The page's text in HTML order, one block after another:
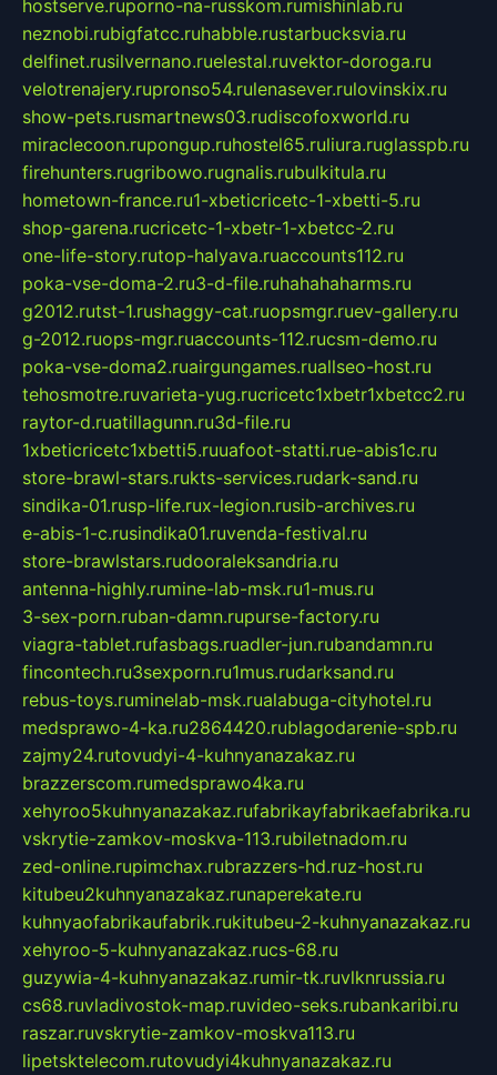
hostserve.ruporno-na-russkom.rumishinlab.ru
neznobi.rubigfatcc.ruhabble.rustarbucksvia.ru
delfinet.rusilvernano.ruelestal.ruvektor-doroga.ru
velotrenajery.rupronso54.rulenasever.rulovinskix.ru
show-pets.rusmartnews03.rudiscofoxworld.ru
miraclecoon.rupongup.ruhostel65.ruliura.ruglasspb.ru
firehunters.rugribowo.rugnalis.rubulkitula.ru
hometown-france.ru1-xbeticricetc-1-xbetti-5.ru
shop-garena.rucricetc-1-xbetr-1-xbetcc-2.ru
one-life-story.rutop-halyava.ruaccounts112.ru
poka-vse-doma-2.ru3-d-file.ruhahahaharms.ru
g2012.rutst-1.rushaggy-cat.ruopsmgr.ruev-gallery.ru
g-2012.ruops-mgr.ruaccounts-112.rucsm-demo.ru
poka-vse-doma2.ruairgungames.ruallseo-host.ru
tehosmotre.ruvarieta-yug.rucricetc1xbetr1xbetcc2.ru
raytor-d.ruatillagunn.ru3d-file.ru
1xbeticricetc1xbetti5.ruuafoot-statti.rue-abis1c.ru
store-brawl-stars.rukts-services.rudark-sand.ru
sindika-01.rusp-life.rux-legion.rusib-archives.ru
e-abis-1-c.rusindika01.ruvenda-festival.ru
store-brawlstars.rudooraleksandria.ru
antenna-highly.rumine-lab-msk.ru1-mus.ru
3-sex-porn.ruban-damn.rupurse-factory.ru
viagra-tablet.rufasbags.ruadler-jun.rubandamn.ru
fincontech.ru3sexporn.ru1mus.rudarksand.ru
rebus-toys.ruminelab-msk.rualabuga-cityhotel.ru
medsprawo-4-ka.ru2864420.rublagodarenie-spb.ru
zajmy24.rutovudyi-4-kuhnyanazakaz.ru
brazzerscom.rumedsprawo4ka.ru
xehyroo5kuhnyanazakaz.rufabrikayfabrikaefabrika.ru
vskrytie-zamkov-moskva-113.rubiletnadom.ru
zed-online.rupimchax.rubrazzers-hd.ruz-host.ru
kitubeu2kuhnyanazakaz.runaperekate.ru
kuhnyaofabrikaufabrik.rukitubeu-2-kuhnyanazakaz.ru
xehyroo-5-kuhnyanazakaz.rucs-68.ru
guzywia-4-kuhnyanazakaz.rumir-tk.ruvlknrussia.ru
cs68.ruvladivostok-map.ruvideo-seks.rubankaribi.ru
raszar.ruvskrytie-zamkov-moskva113.ru
lipetsktelecom.rutovudyi4kuhnyanazakaz.ru